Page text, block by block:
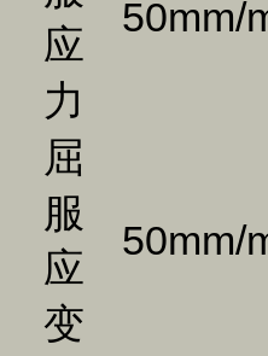
应
力
50mm/
屈
服
应
变
50mm/